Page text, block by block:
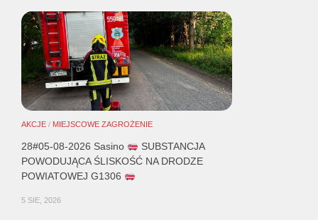
AKCJE / MIEJSCOWE ZAGROŻENIE
28#05-08-2026 Sasino
SUBSTANCJA
POWODUJĄCA ŚLISKOŚĆ NA DRODZE
POWIATOWEJ G1306
5 SIE, 2026